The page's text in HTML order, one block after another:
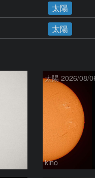
太陽
太陽
太陽 2026/08/
kino